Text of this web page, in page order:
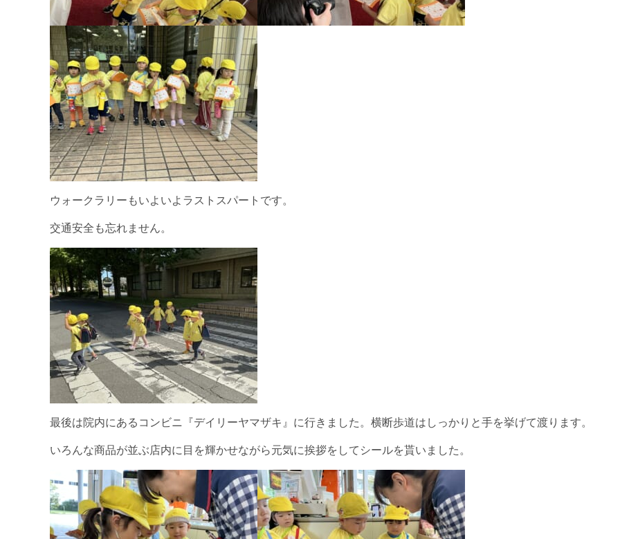
ウォークラリーもいよいよラストスパートです。
交通安全も忘れません。
最後は院内にあるコンビニ『デイリーヤマザキ』に行きました。横断歩道はしっかりと手を挙げて渡ります。
いろんな商品が並ぶ店内に目を輝かせながら元気に挨拶をしてシールを貰いました。